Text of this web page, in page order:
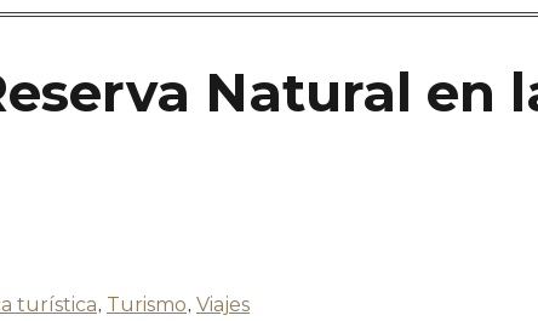
Natural en
turística, Turismo, Viajes